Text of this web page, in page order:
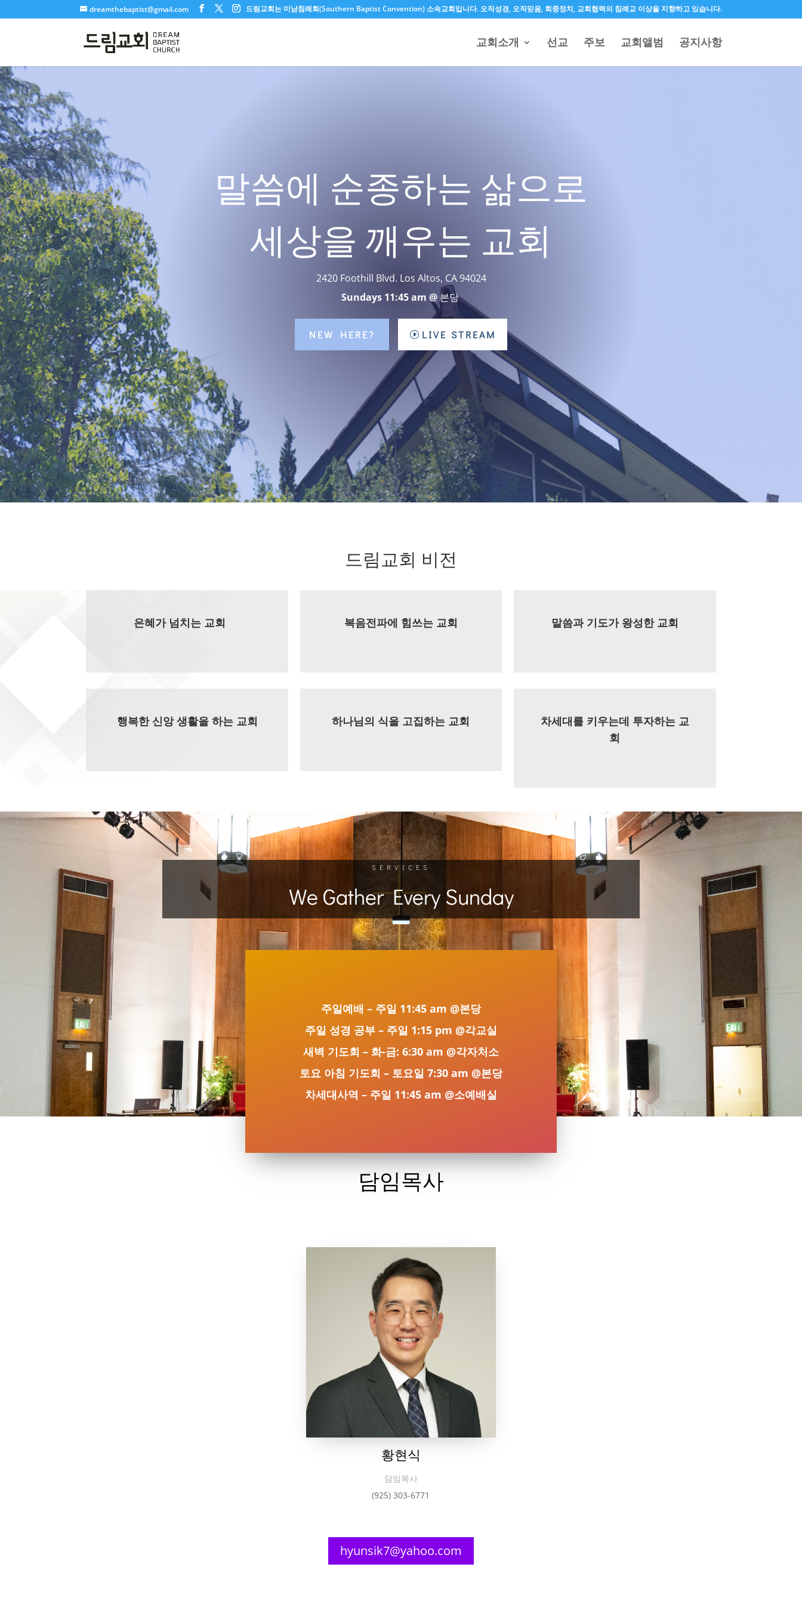
dreamthebaptist@gmail.com 드림교회는 미남침례회(Southern Baptist Convention) 소속교회입니다. 오직성경, 오직믿음, 회중정치, 교회협력의 침례교 이상을 지향하고 있습니다.
교회소개 선교 주보 교회앨범 공지사항
말씀에 순종하는 삶으로
세상을 깨우는 교회
2420 Foothill Blvd. Los Altos, CA 94024
Sundays 11:45 am @ 본당
NEW HERE? LIVE STREAM
드림교회 비전
은혜가 넘치는 교회 복음전파에 힘쓰는 교회 말씀과 기도가 왕성한 교회
행복한 신앙 생활을 하는 교회 하나님의 식을 고집하는 교회
차세대를 키우는데 투자하는 교
회
SERVICES
We Gather Every Sunday
주일예배 – 주일 11:45 am @본당
주일 성경 공부 – 주일 1:15 pm @각교실
새벽 기도회 – 화-금: 6:30 am @각자처소
토요 아침 기도회 – 토요일 7:30 am @본당
차세대사역 – 주일 11:45 am @소예배실
담임목사
황현식
담임목사
(925) 303-6771
hyunsik7@yahoo.com